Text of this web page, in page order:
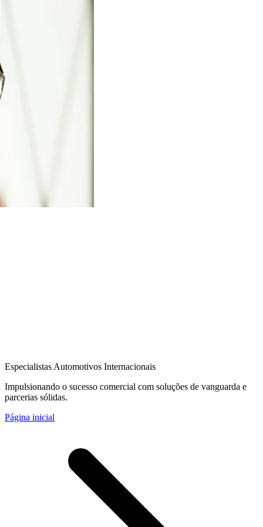
Especialistas Automotivos Internacionais
Impulsionando o sucesso comercial com soluções de vanguarda e
parcerias sólidas.
Página inicial